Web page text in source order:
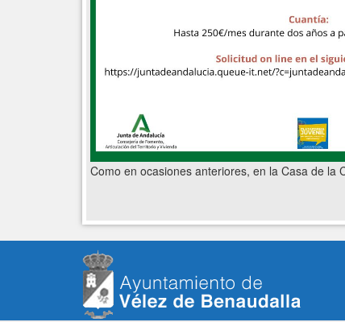
Como en ocasiones anteriores, en la Casa de la